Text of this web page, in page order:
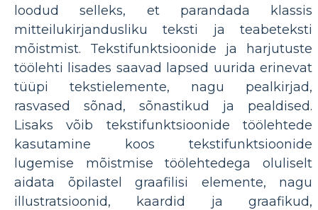
loodud selleks, et parandada klassis
mitteilukirjandusliku teksti ja teabeteksti
mõistmist. Tekstifunktsioonide ja harjutuste
töölehti lisades saavad lapsed uurida erinevat
tüüpi tekstielemente, nagu pealkirjad,
rasvased sõnad, sõnastikud ja pealdised.
Lisaks võib tekstifunktsioonide töölehtede
kasutamine koos tekstifunktsioonide
lugemise mõistmise töölehtedega oluliselt
aidata õpilastel graafilisi elemente, nagu
illustratsioonid, kaardid ja graafikud,